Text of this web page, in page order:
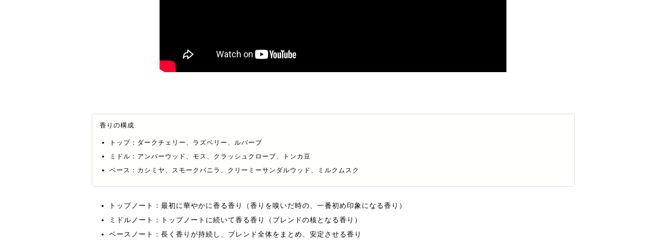
香りの構成
トップ：ダークチェリー、ラズベリー、ルバーブ
ミドル：アンバーウッド、モス、クラッシュクローブ、トンカ豆
ベース：カシミヤ、スモークバニラ、クリーミーサンダルウッド、ミルクムスク
トップノート：最初に華やかに香る香り（香りを嗅いだ時の、一番初め印象になる香り）
ミドルノート：トップノートに続いて香る香り（ブレンドの核となる香り）
ベースノート：長く香りが持続し、ブレンド全体をまとめ、安定させる香り